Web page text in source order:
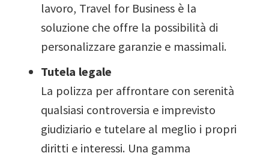
lavoro, Travel for Business è la
soluzione che offre la possibilità di
personalizzare garanzie e massimali.
Tutela legale
La polizza per affrontare con serenità
qualsiasi controversia e imprevisto
giudiziario e tutelare al meglio i propri
diritti e interessi. Una gamma